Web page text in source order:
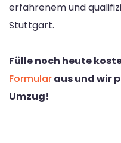
erfahrenem und
Stuttgart.
Fülle noch heute
Formularaus und wir
Umzug!